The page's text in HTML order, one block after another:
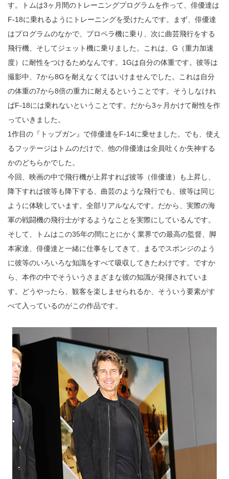
す。トムは3ヶ月間のトレーニングプログラムを作って、俳優達は
F-18に乗れるようにトレーニングを受けたんです。まず、俳優達
はプログラムのなかで、プロペラ機に乗り、次に曲芸飛行をする
飛行機、そしてジェット機に乗りました。これは、G（重力加速
度）に耐性をつけるためなんです。1Gは自分の体重です。彼等は
撮影中、7から8Gを耐えなくてはいけませんでした。これは自分
の体重の7から8倍の重力に耐えるということです。そうしなけれ
ばF-18には乗れないということです。だから3ヶ月かけて耐性を作
っていきました。
1作目の『トップガン』で俳優達をF-14に乗せました。でも、使え
るフッテージはトムのだけで、他の俳優達は全員吐くか失神する
かのどちらかでした。
今回、映画の中で飛行機が上昇すれば彼等（俳優達）も上昇し、
降下すれば彼等も降下する、曲芸のような飛行でも、彼等は同じ
ように体験しています。全部リアルなんです。だから、実際の海
軍の戦闘機の飛行士がするようなことを実際にしているんです。
そして、トムはこの35年の間にとにかく業界での最高の監督、脚
本家達、俳優達と一緒に仕事をしてきて、まるでスポンジのよう
に彼等のいろいろな知識をすべて吸収してきたわけです。ですか
ら、本作の中でそういうさまざまな彼の知識が発揮されていま
す。どうやったら、観客を楽しませられるか、そういう要素がす
べて入っているのがこの作品です。